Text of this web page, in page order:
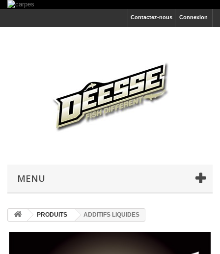
Connexion
Contactez-nous
MENU
PRODUITS ADDITIFS LIQUIDES